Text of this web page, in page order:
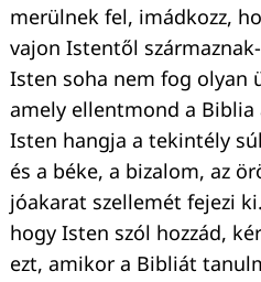
merülnek fel, imádkozz,
vajon Istentől
Isten soha nem fog olyan
amely ellentmond a
Isten hangja a tekintély
és a béke, a bizalom, az
jóakarat szellemét fejezi
hogy Isten szól hozzád,
ezt, amikor a Bibliát